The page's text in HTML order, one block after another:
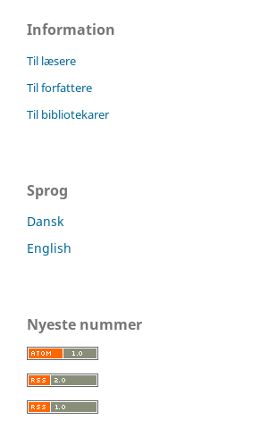
Information
Til læsere
Til forfattere
Til bibliotekarer
Sprog
Dansk
English
Nyeste nummer